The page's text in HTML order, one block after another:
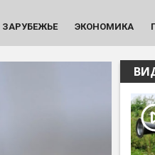
ЗАРУБЕЖЬЕ ЭКОНОМИКА